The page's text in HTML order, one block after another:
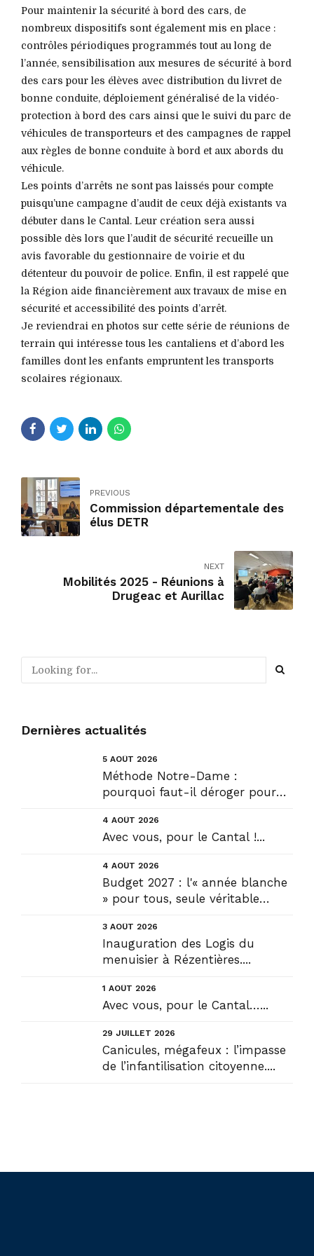
Pour maintenir la sécurité à bord des cars, de
nombreux dispositifs sont également mis en place :
contrôles périodiques programmés tout au long de
l’année, sensibilisation aux mesures de sécurité à bord
des cars pour les élèves avec distribution du livret de
bonne conduite, déploiement généralisé de la vidéo-
protection à bord des cars ainsi que le suivi du parc de
véhicules de transporteurs et des campagnes de rappel
aux règles de bonne conduite à bord et aux abords du
véhicule.
Les points d’arrêts ne sont pas laissés pour compte
puisqu’une campagne d’audit de ceux déjà existants va
débuter dans le Cantal. Leur création sera aussi
possible dès lors que l’audit de sécurité recueille un
avis favorable du gestionnaire de voirie et du
détenteur du pouvoir de police. Enfin, il est rappelé que
la Région aide financièrement aux travaux de mise en
sécurité et accessibilité des points d’arrêt.
Je reviendrai en photos sur cette série de réunions de
terrain qui intéresse tous les cantaliens et d’abord les
familles dont les enfants empruntent les transports
scolaires régionaux.
PREVIOUS
Commission départementale des
élus DETR
NEXT
Mobilités 2025 - Réunions à
Drugeac et Aurillac
Dernières actualités
5 AOÛT 2026
Méthode Notre-Dame :
pourquoi faut-il déroger pour
4 AOÛT 2026
Avec vous, pour le Cantal !...
4 AOÛT 2026
Budget 2027 : l'« année blanche
» pour tous, seule véritable
3 AOÛT 2026
Inauguration des Logis du
menuisier à Rézentières....
1 AOÛT 2026
Avec vous, pour le Cantal…...
29 JUILLET 2026
Canicules, mégafeux : l’impasse
de l’infantilisation citoyenne....